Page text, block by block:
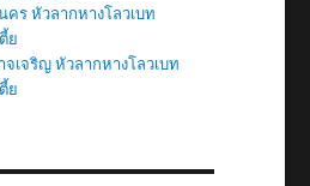
คร หัวลากหางโลวเบท
ย
เจริญ หัวลากหางโลวเบท
ย